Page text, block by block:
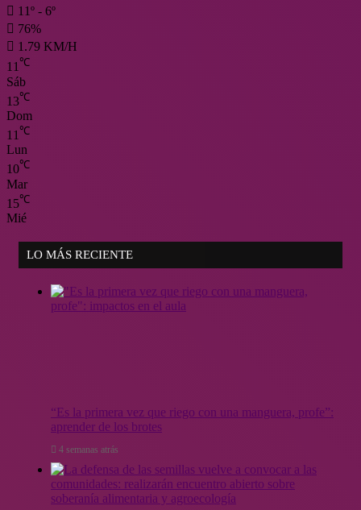
11º - 6º
76%
1.79 KM/H
11℃
Sáb
13℃
Dom
11 ℃
Lun
10℃
Mar
15℃
Mié
LO MÁS RECIENTE
“Es la primera vez que riego con una manguera, profe”:
aprender de los brotes
4 semanas atrás